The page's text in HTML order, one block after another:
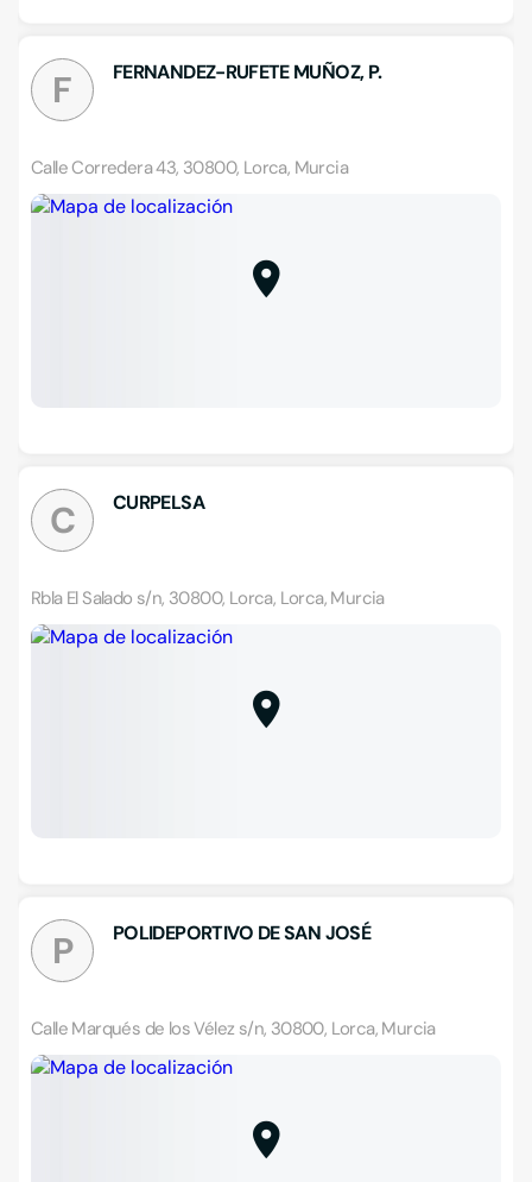
F FERNANDEZ-RUFETE MUÑOZ, P.
Calle Corredera 43, 30800, Lorca, Murcia
C CURPELSA
Rbla El Salado s/n, 30800, Lorca, Lorca, Murcia
P POLIDEPORTIVO DE SAN JOSÉ
Calle Marqués de los Vélez s/n, 30800, Lorca, Murcia